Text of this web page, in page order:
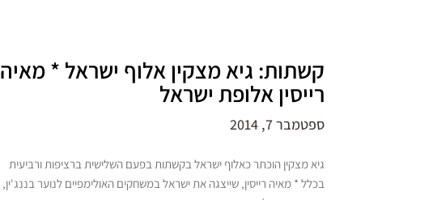
קשתות: גיא מצקין אלוף ישראל * מאיה
רייסין אלופת ישראל
ספטמבר 7, 2014
גיא מצקין הוכתר כאלוף ישראל בקשתות בפעם השלישית ברציפות ורביעית
בכלל * מאיה רייסין, שייצגה את ישראל במשחקים האולימפיים לנוער בננג'ין,